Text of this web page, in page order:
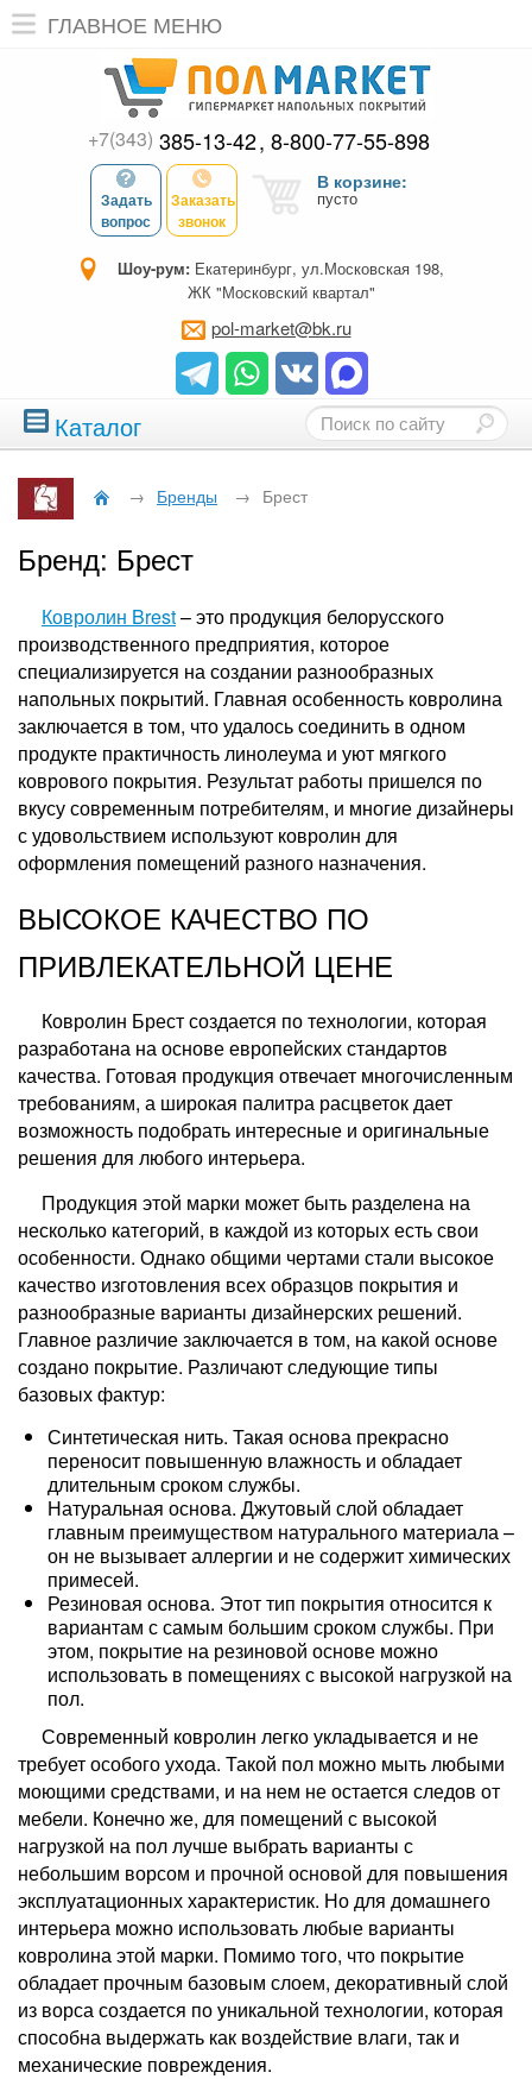
ГЛАВНОЕ МЕНЮ
+7(343) 385-13-42 8-800-77-55-898
Задать
вопрос
Заказать
звонок
В корзине:
пусто
Шоу-рум: Екатеринбург, ул.Московская 198,
ЖК "Московский квартал"
pol-market@bk.ru
Каталог
→ Бренды → Брест
Бренд: Брест
Ковролин Brest– это продукция белорусского
производственного предприятия, которое
специализируется на создании разнообразных
напольных покрытий. Главная особенность ковролина
заключается в том, что удалось соединить в одном
продукте практичность линолеума и уют мягкого
коврового покрытия. Результат работы пришелся по
вкусу современным потребителям, и многие дизайнеры
с удовольствием используют ковролин для
оформления помещений разного назначения.
ВЫСОКОЕ КАЧЕСТВО ПО
ПРИВЛЕКАТЕЛЬНОЙ ЦЕНЕ
Ковролин Брест создается по технологии, которая
разработана на основе европейских стандартов
качества. Готовая продукция отвечает многочисленным
требованиям, а широкая палитра расцветок дает
возможность подобрать интересные и оригинальные
решения для любого интерьера.
Продукция этой марки может быть разделена на
несколько категорий, в каждой из которых есть свои
особенности. Однако общими чертами стали высокое
качество изготовления всех образцов покрытия и
разнообразные варианты дизайнерских решений.
Главное различие заключается в том, на какой основе
создано покрытие. Различают следующие типы
базовых фактур:
Синтетическая нить. Такая основа прекрасно
переносит повышенную влажность и обладает
длительным сроком службы.
Натуральная основа. Джутовый слой обладает
главным преимуществом натурального материала –
он не вызывает аллергии и не содержит химических
примесей.
Резиновая основа. Этот тип покрытия относится к
вариантам с самым большим сроком службы. При
этом, покрытие на резиновой основе можно
использовать в помещениях с высокой нагрузкой на
пол.
Современный ковролин легко укладывается и не
требует особого ухода. Такой пол можно мыть любыми
моющими средствами, и на нем не остается следов от
мебели. Конечно же, для помещений с высокой
нагрузкой на пол лучше выбрать варианты с
небольшим ворсом и прочной основой для повышения
эксплуатационных характеристик. Но для домашнего
интерьера можно использовать любые варианты
ковролина этой марки. Помимо того, что покрытие
обладает прочным базовым слоем, декоративный слой
из ворса создается по уникальной технологии, которая
способна выдержать как воздействие влаги, так и
механические повреждения.